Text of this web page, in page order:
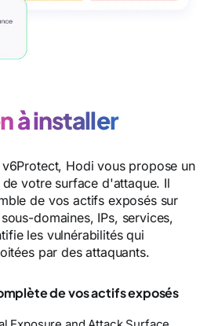
à installer
Hodi vous propose un
votre surface d'attaque. Il
de vos actifs exposés sur
domaines, IPs, services,
les vulnérabilités qui
par des attaquants.
de vos actifs exposés